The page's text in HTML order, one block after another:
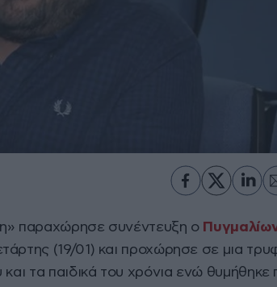
παραχώρησε συνέντευξη ο
(19/01) και προχώρησε σε μια
τα παιδικά του χρόνια ενώ θυμήθηκε